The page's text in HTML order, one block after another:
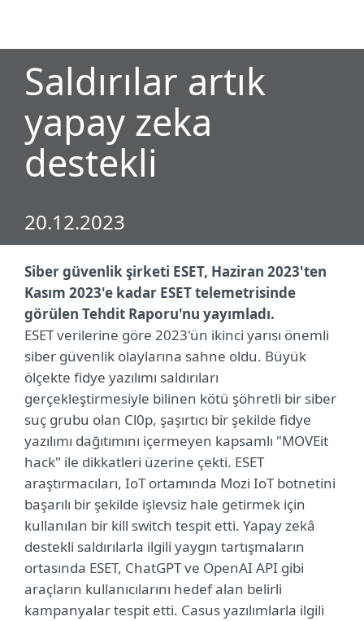
Saldırılar artık
yapay zeka
destekli
20.12.2023
Siber güvenlik şirketi ESET, Haziran 2023'ten
Kasım 2023'e kadar ESET telemetrisinde
görülen Tehdit Raporu'nu yayımladı.
ESET verilerine göre 2023'ün ikinci yarısı önemli
siber güvenlik olaylarına sahne oldu. Büyük
ölçekte fidye yazılımı saldırıları
gerçekleştirmesiyle bilinen kötü şöhretli bir siber
suç grubu olan Cl0p, şaşırtıcı bir şekilde fidye
yazılımı dağıtımını içermeyen kapsamlı "MOVEit
hack" ile dikkatleri üzerine çekti. ESET
araştırmacıları, IoT ortamında Mozi IoT botnetini
başarılı bir şekilde işlevsiz hale getirmek için
kullanılan bir kill switch tespit etti. Yapay zekâ
destekli saldırılarla ilgili yaygın tartışmaların
ortasında ESET, ChatGPT ve OpenAI API gibi
araçların kullanıcılarını hedef alan belirli
kampanyalar tespit etti. Casus yazılımlarla ilgili